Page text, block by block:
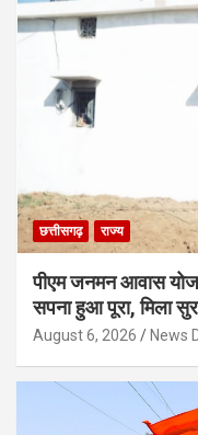
छत्तीसगढ़ राज्य
पीएम जनमन आवास
सपना हुआ पूरा, मिला
August 6, 2026 News